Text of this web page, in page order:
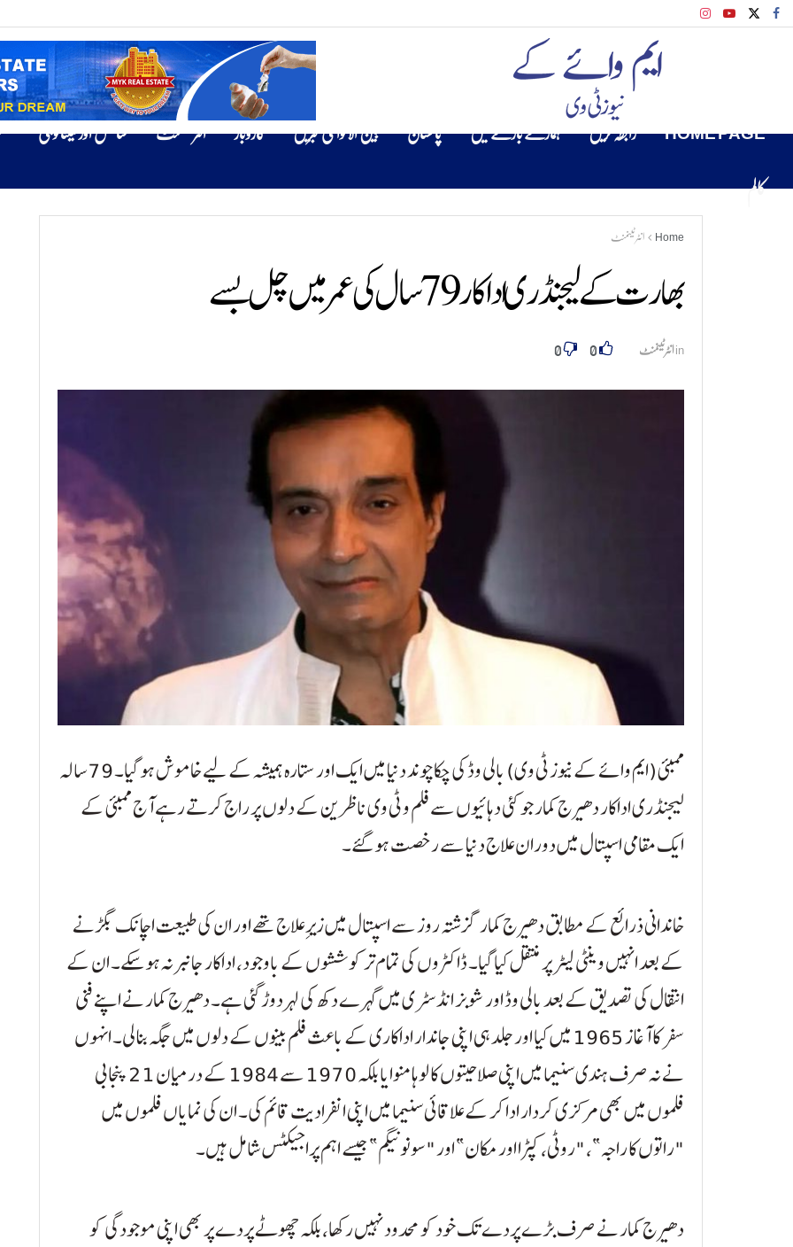
HOME PAGE رابطہ کریں ہمارے بارے میں پاکستان بین الاقوامی خبریں کاروبار انٹرٹینمنٹ سائنس اور ٹیکنالوجی
کالم
Home انٹرٹینمنٹ
بھارت کے لیجنڈری اداکار 79 سال کی عمر میں چل بسے
in انٹرٹینمنٹ 0
0
ممبئی (ایم وائے کے نیوز ٹی وی) بالی وڈ کی چکاچوند دنیا میں ایک اور ستارہ ہمیشہ کے لیے خاموش ہو گیا۔ 79 سالہ
لیجنڈری اداکار دھیرج کمار جو کئی دہائیوں سے فلم و ٹی وی ناظرین کے دلوں پر راج کرتے رہے آج ممبئی کے
ایک مقامی اسپتال میں دوران علاج دنیا سے رخصت ہو گئے۔
خاندانی ذرائع کے مطابق دھیرج کمار گزشتہ روز سے اسپتال میں زیرِ علاج تھے اور ان کی طبیعت اچانک بگڑنے
کے بعد انہیں وینٹی لیٹر پر منتقل کیا گیا۔ ڈاکٹروں کی تمام تر کوششوں کے باوجود، اداکار جانبر نہ ہو سکے۔ ان کے
انتقال کی تصدیق کے بعد بالی وڈ اور شوبز انڈسٹری میں گہرے دکھ کی لہر دوڑ گئی ہے۔ دھیرج کمار نے اپنے فنی
سفر کا آغاز 1965 میں کیا اور جلد ہی اپنی جاندار اداکاری کے باعث فلم بینوں کے دلوں میں جگہ بنا لی۔ انہوں
نے نہ صرف ہندی سنیما میں اپنی صلاحیتوں کا لوہا منوایا بلکہ 1970 سے 1984 کے درمیان 21 پنجابی
فلموں میں بھی مرکزی کردار ادا کر کے علاقائی سنیما میں اپنی انفرادیت قائم کی۔ ان کی نمایاں فلموں میں
"راتوں کا راجہ”، "روٹی، کپڑا اور مکان” اور "سونو نیگم” جیسے اہم پراجیکٹس شامل ہیں۔
دھیرج کمار نے صرف بڑے پردے تک خود کو محدود نہیں رکھا، بلکہ چھوٹے پردے پر بھی اپنی موجودگی کو